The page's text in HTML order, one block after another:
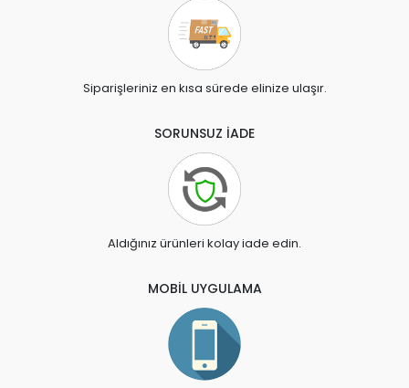
Siparişleriniz en kısa sürede elinize ulaşır.
SORUNSUZ İADE
Aldığınız ürünleri kolay iade edin.
MOBİL UYGULAMA